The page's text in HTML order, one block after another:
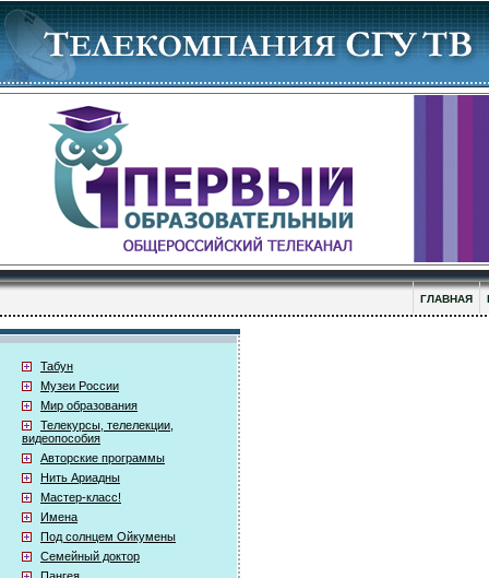
ГЛАВНАЯ
Табун
Музеи России
Мир образования
Телекурсы, телелекции,
видеопособия
Авторские программы
Нить Ариадны
Мастер-класс!
Имена
Под солнцем Ойкумены
Семейный доктор